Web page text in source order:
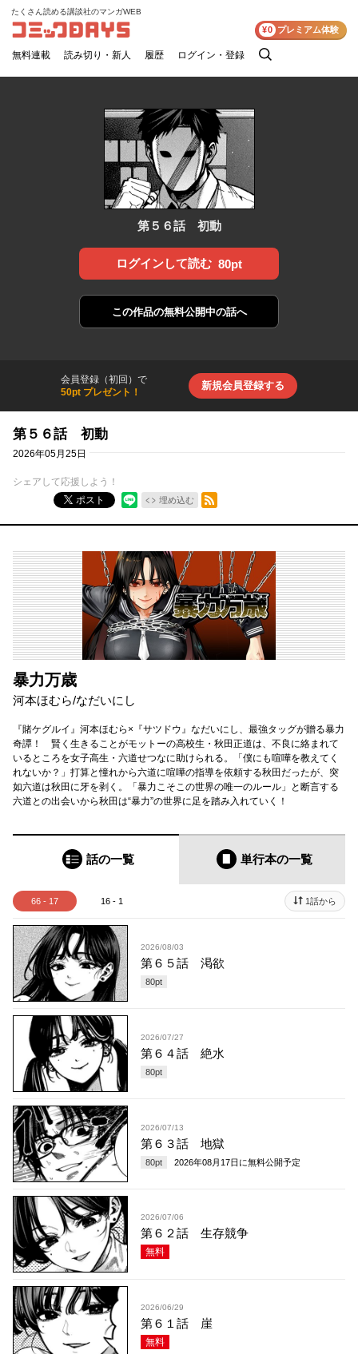
コミックDAYS
たくさん読める講談社のマンガWEB
無料連載 読み切り・新人 履歴 ログイン・登録
検
¥0 プレミアム体験
第５６話 初動
ログインして読む 80pt
この作品の無料公開中の話へ
会員登録（初回）で
50pt プレゼント！
新規会員登録する
第５６話 初動
2026年05月25日
シェアして応援しよう！
ポスト
埋め込む
RSSフィード
暴力万歳
河本ほむら/なだいにし
『賭ケグルイ』河本ほむら×『サツドウ』なだいにし、最強タッグが贈る暴力
奇譚！ 賢く生きることがモットーの高校生・秋田正道は、不良に絡まれて
いるところを女子高生・六道せつなに助けられる。「僕にも喧嘩を教えてく
れないか？」打算と憧れから六道に喧嘩の指導を依頼する秋田だったが、突
如六道は秋田に牙を剥く。「暴力こそこの世界の唯一のルール」と断言する
六道との出会いから秋田は“暴力”の世界に足を踏み入れていく！
話の一覧 単行本の一覧
66 - 17 16 - 1 1話から
2026/08/03
第６５話 渇欲
80pt
2026/07/27
第６４話 絶水
80pt
2026/07/13
第６３話 地獄
80pt 2026年08月17日 に無料公開予定
2026/07/06
第６２話 生存競争
無料
2026/06/29
第６１話 崖
無料